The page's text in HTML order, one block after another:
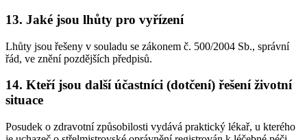
13. Jaké jsou lhůty pro vyřízení
Lhůty jsou řešeny v souladu se zákonem č. 500/2004 Sb., správní
řád, ve znění pozdějších předpisů.
14. Kteří jsou další účastníci (dotčení) řešení životní
situace
Posudek o zdravotní způsobilosti vydává praktický lékař, u kterého